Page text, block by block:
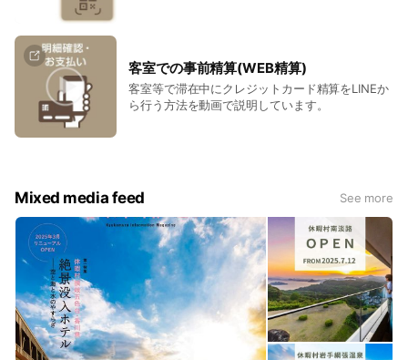
客室での事前精算(WEB精算)
客室等で滞在中にクレジットカード精算をLINEか
ら行う方法を動画で説明しています。
Mixed media feed See more